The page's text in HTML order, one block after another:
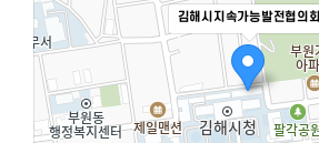
김해시지속가능발전협의회